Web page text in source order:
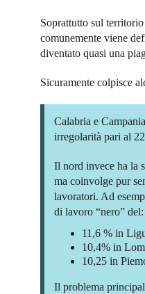
Soprattutto sul
comunemente viene
diventato quasi una
Sicuramente colpisce
Calabria e
irregolarità pari al
Il nord invece ha la
ma coinvolge pur
lavoratori. Ad
di lavoro “nero” del:
11,6 % in
10,4% in
10,25 in
Il problema